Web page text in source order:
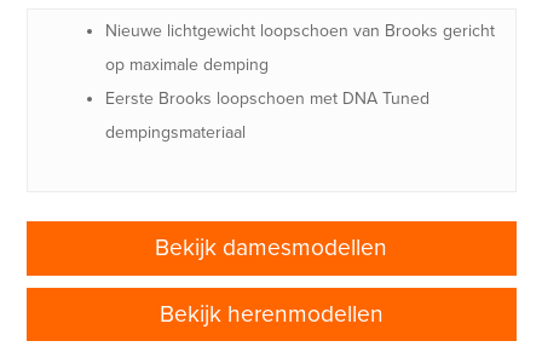
Nieuwe lichtgewicht loopschoen van Brooks gericht
op maximale demping
Eerste Brooks loopschoen met DNA Tuned
dempingsmateriaal
Bekijk damesmodellen
Bekijk herenmodellen